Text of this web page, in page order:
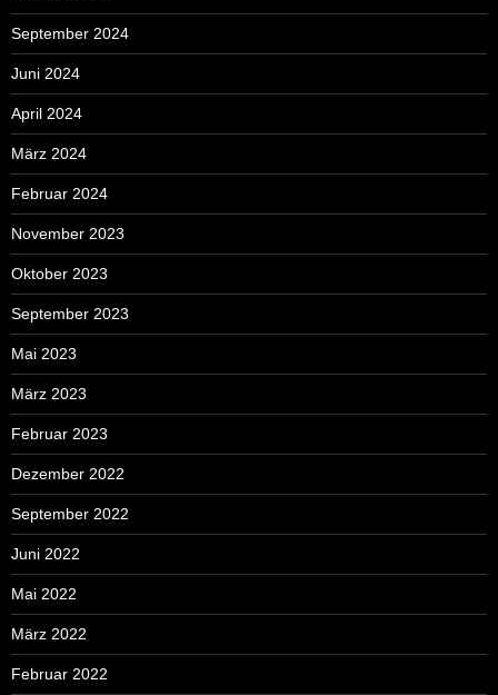
September 2024
Juni 2024
April 2024
März 2024
Februar 2024
November 2023
Oktober 2023
September 2023
Mai 2023
März 2023
Februar 2023
Dezember 2022
September 2022
Juni 2022
Mai 2022
März 2022
Februar 2022